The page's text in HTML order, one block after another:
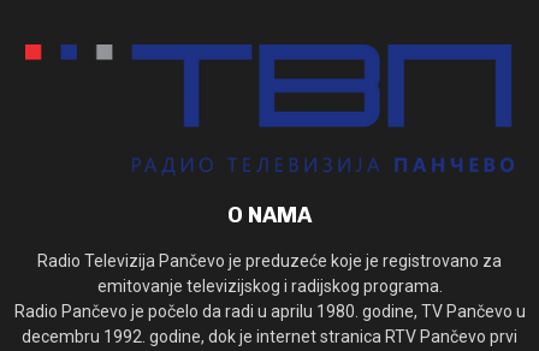
O NAMA
Radio Televizija Pančevo je preduzeće koje je registrovano za
emitovanje televizijskog i radijskog programa.
Radio Pančevo je počelo da radi u aprilu 1980. godine, TV Pančevo u
decembru 1992. godine, dok je internet stranica RTV Pančevo prvi